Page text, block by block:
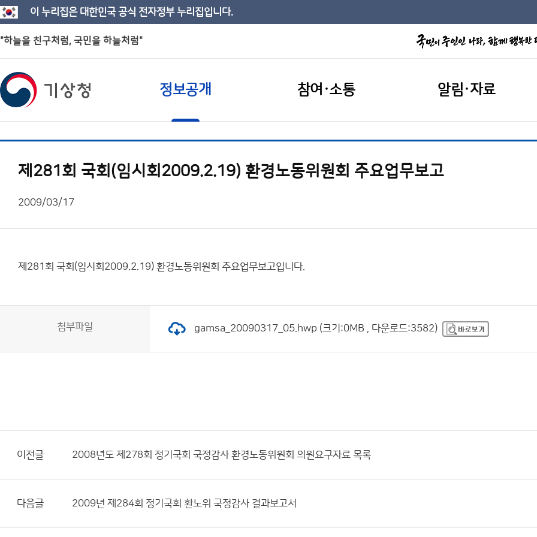
이 누리집은 대한민국 공식 전자정부 누리집입니다.
"하늘을 친구처럼, 국민을 하늘처럼"
정보공개 참여·소통 알림·자료
제281회 국회(임시회2009.2.19) 환경노동위원회 주요업무보고
2009/03/17
제281회 국회(임시회2009.2.19) 환경노동위원회 주요업무보고입니다.
첨부파일 gamsa_20090317_05.hwp (크기:0MB , 다운로드:3582)
이전글 2008년도 제278회 정기국회 국정감사 환경노동위원회 의원요구자료 목록
다음글 2009년 제284회 정기국회 환노위 국정감사 결과보고서